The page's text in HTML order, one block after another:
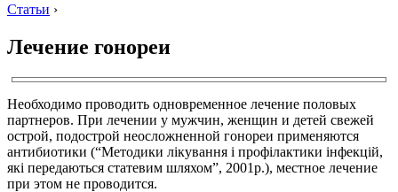
Статьи ›
Лечение гонореи
Необходимо проводить одновременное лечение половых
партнеров. При лечении у мужчин, женщин и детей свежей
острой, подострой неосложненной гонореи применяются
антибиотики (“Методики лікування i профілактики інфекцій,
які передаються статевим шляхом”, 2001р.), местное лечение
при этом не проводится.